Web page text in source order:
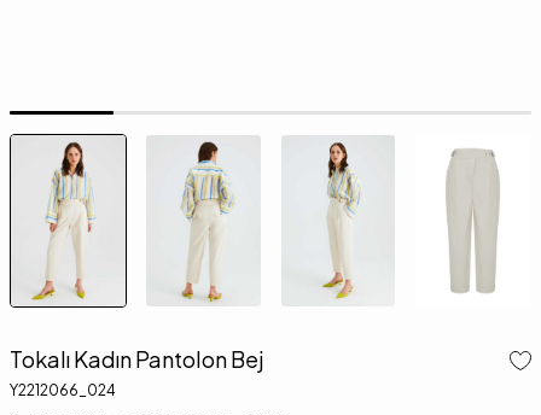
Tokalı Kadın Pantolon Bej
Y2212066_024